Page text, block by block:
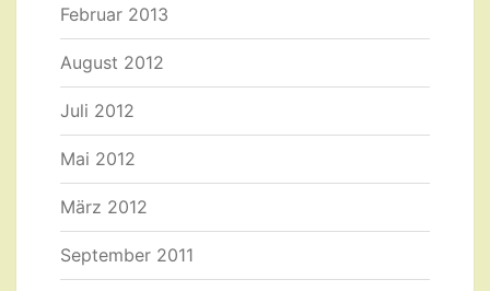
Februar 2013
August 2012
Juli 2012
Mai 2012
März 2012
September 2011